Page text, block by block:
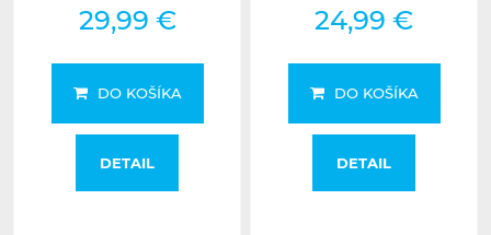
29,99 €
DO KOŠÍKA
DETAIL
24,99 €
DO KOŠÍKA
DETAIL